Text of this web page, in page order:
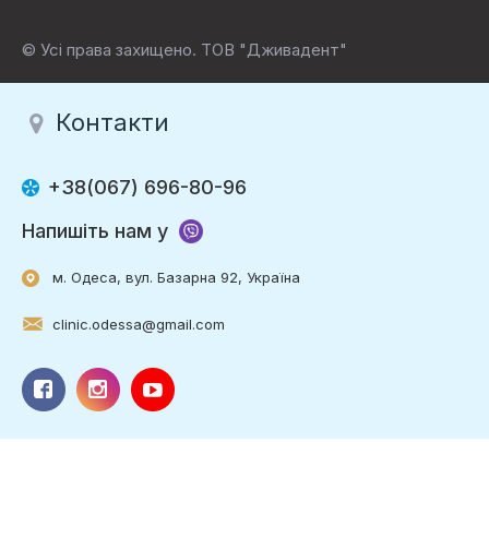
© Усі права захищено. ТОВ "Дживадент"
Контакти
+38(067) 696-80-96
Напишіть нам у
м. Одеса, вул. Базарна 92, Україна
clinic.odessa@gmail.com